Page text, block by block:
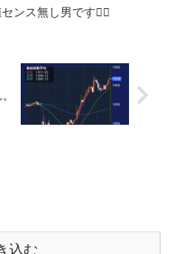
ンス無し男です🙋‍♂️
込む